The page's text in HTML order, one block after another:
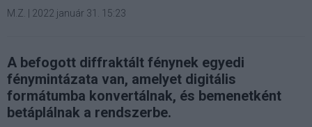
M.Z. 2022 január 31. 15:23
A befogott diffraktált fénynek egyedi
fénymintázata van, amelyet digitális
formátumba konvertálnak, és bemenetként
betáplálnak a rendszerbe.